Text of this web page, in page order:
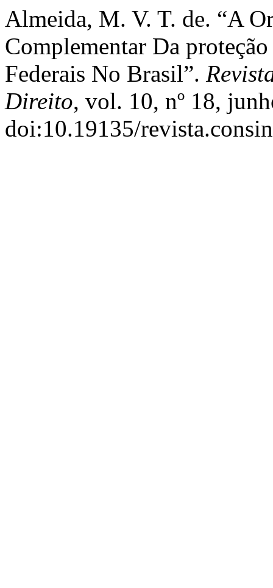
Almeida, M. V. T. de. “A
Complementar Da
Federais No Brasil”.
Direito, vol. 10, nº 18,
doi:10.19135/